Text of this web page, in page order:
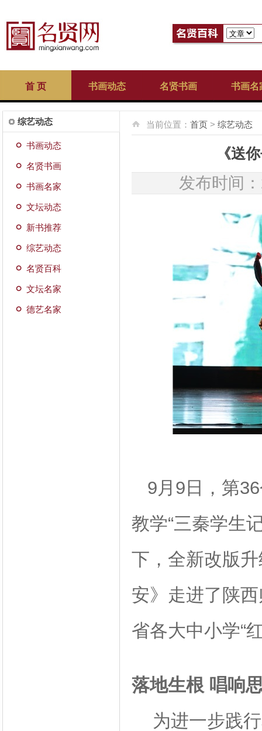
首 页 书画动态 名贤书画 书画名
综艺动态
书画动态
名贤书画
书画名家
文坛动态
新书推荐
综艺动态
名贤百科
文坛名家
德艺名家
当前位置： 首页 > 综艺动态
《送
发布时间
9月9日，第
教学“三秦学生
下，全新改版
安》走进了陕
省各大中小学“
落地生根 唱响
为进一步践行